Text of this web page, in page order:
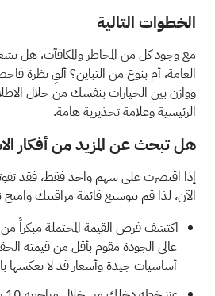
الخطوات التالية
مع وجود كل من المخاطر والمكافآت، هل
العامة، أم بنوع من التباين؟ ألقِ نظرة
ووازن بين الخيارات بنفسك من خلال
الرئيسية وعلامة تحذيرية هامة.
هل تبحث عن المزيد من أفكار
إذا اقتصرت على سهم واحد فقط، فقد
الآن، لذا قم بتوسيع قائمة مراقبتك
اكتشف فرص القيمة المحتملة
عالي الجودة مقوم بأقل من قيمته
أساسيات جيدة وأسعار قد لا تعكسها